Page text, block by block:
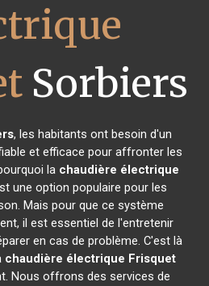
Sorbiers
, les habitants ont besoin d'un
et efficace pour affronter les
la chaudière électrique
une option populaire pour les
Mais pour que ce système
il est essentiel de l'entretenir
en cas de problème. C'est là
chaudière électrique Frisquet
Nous offrons des services de